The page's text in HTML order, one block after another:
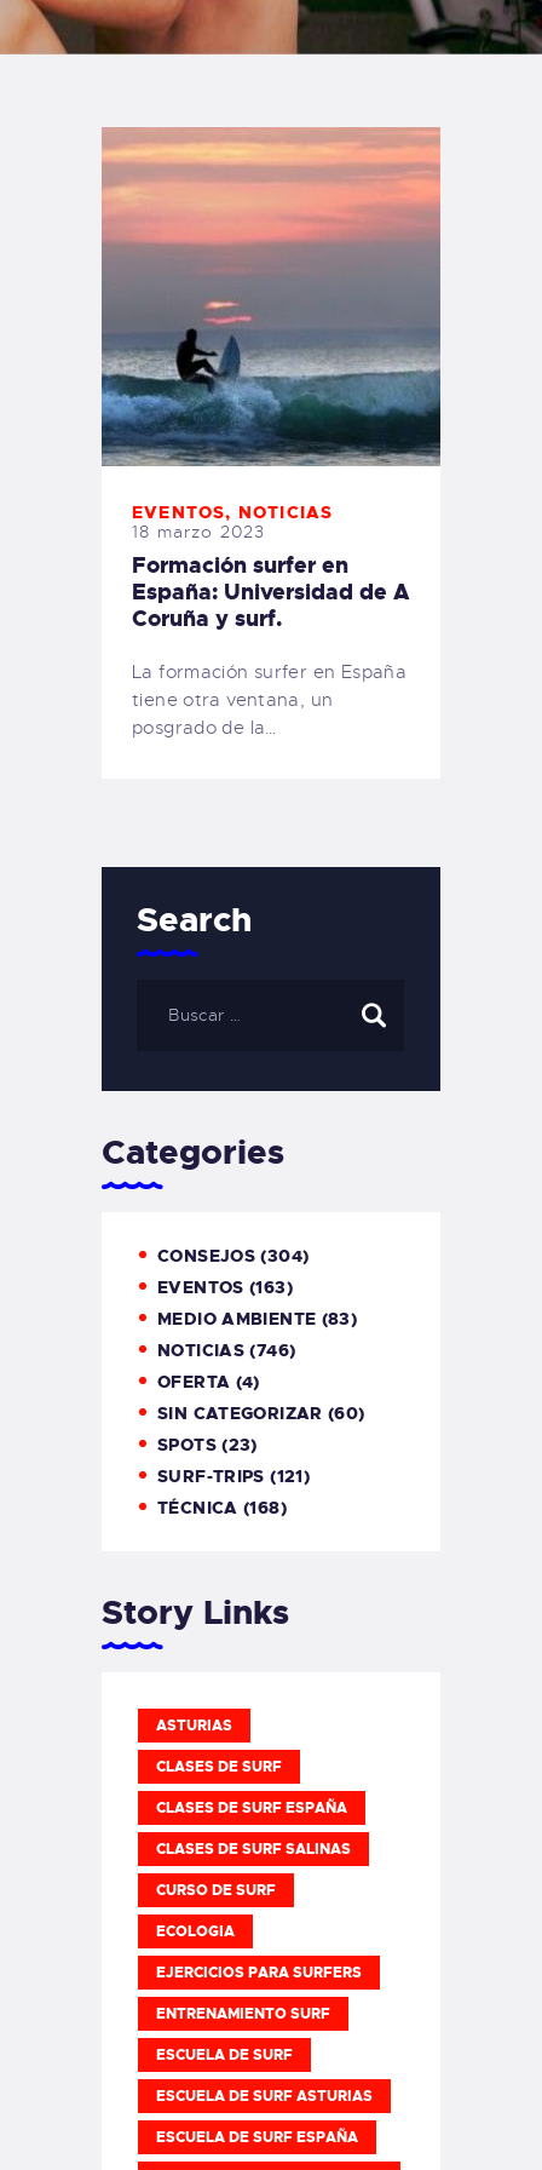
TIENDA FAMILY SURFERS
WEBCAM SALINAS
EVENTOS, NOTICIAS
18 marzo 2023
Formación surfer en
España: Universidad de A
Coruña y surf.
La formación surfer en España
tiene otra ventana, un
posgrado de la…
Search
Categories
CONSEJOS (304)
EVENTOS (163)
MEDIO AMBIENTE (83)
NOTICIAS (746)
OFERTA (4)
SIN CATEGORIZAR (60)
SPOTS(23)
SURF-TRIPS (121)
TÉCNICA (168)
Story Links
ASTURIAS
CLASES DE SURF
CLASES DE SURF ESPAÑA
CLASES DE SURF SALINAS
CURSO DE SURF
ECOLOGIA
EJERCICIOS PARA SURFERS
ENTRENAMIENTO SURF
ESCUELA DE SURF
ESCUELA DE SURF ASTURIAS
ESCUELA DE SURF ESPAÑA